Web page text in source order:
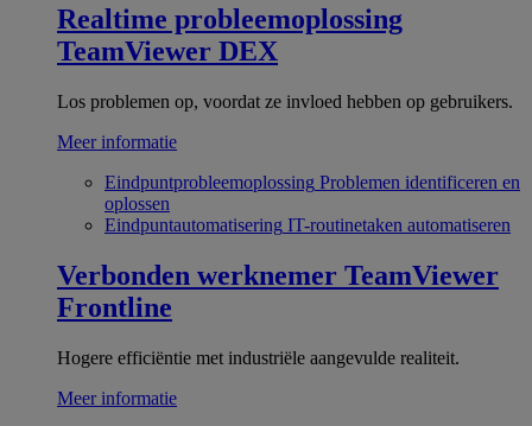
Realtime probleemoplossing
TeamViewer DEX
Los problemen op, voordat ze invloed hebben op gebruikers.
Meer informatie
Eindpuntprobleemoplossing Problemen identificeren en
oplossen
Eindpuntautomatisering IT-routinetaken automatiseren
Verbonden werknemer TeamViewer
Frontline
Hogere efficiëntie met industriële aangevulde realiteit.
Meer informatie